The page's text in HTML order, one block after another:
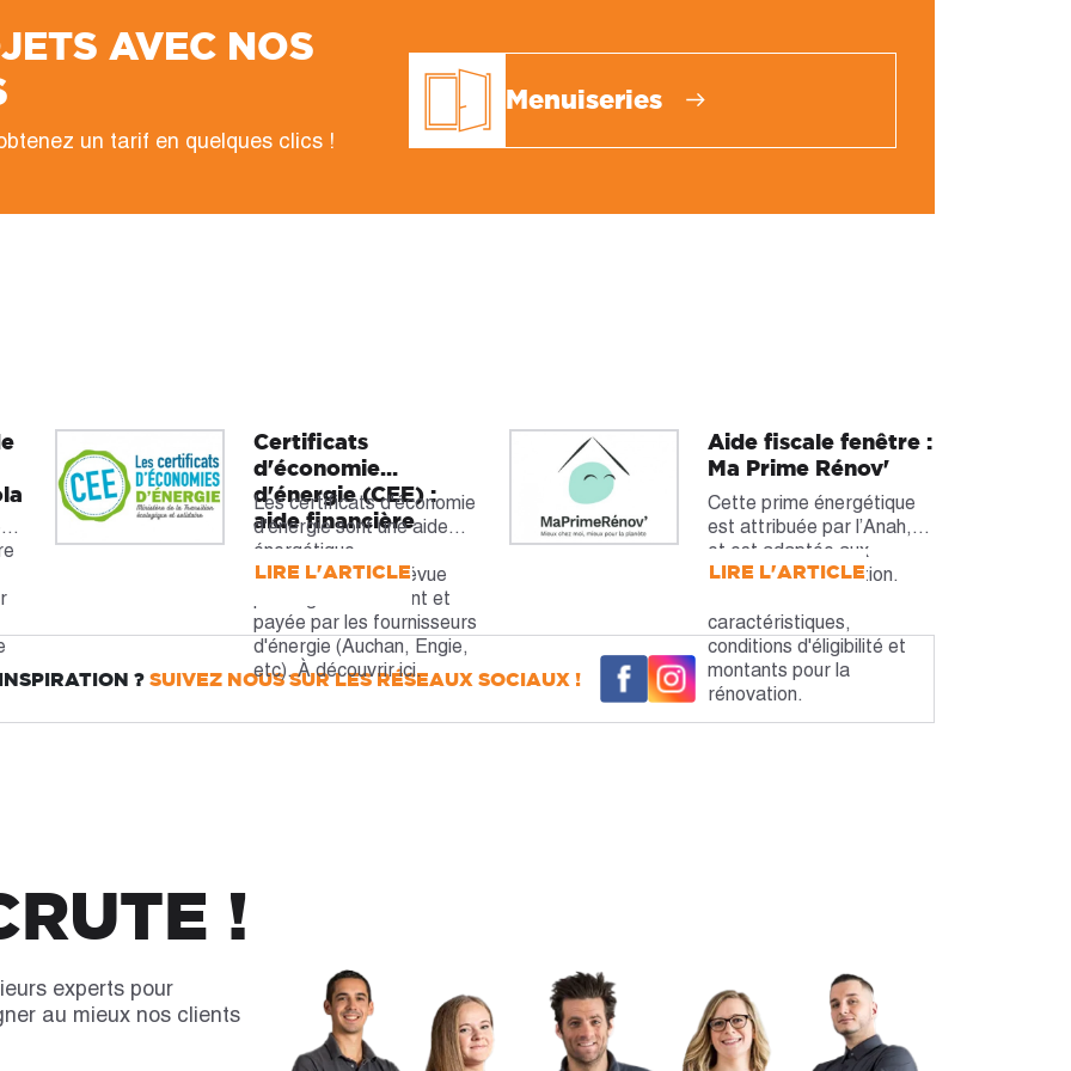
AVEC NOS
un tarif en quelques clics !
Menuiseries
Certificats
d'économie
d'énergie (CEE) :
aide financière
Les certificats d'économie
d'énergie sont une aide
énergétique
supplémentaire prévue
par le gouvernement et
payée par les fournisseurs
d'énergie (Auchan, Engie,
etc). À découvrir ici.
LIRE L'ARTICLE
Aide fiscale fenêtre :
Ma Prime Rénov'
Cette prime énergétique
est attribuée par l’Anah,
et est adaptée aux
travaux de rénovation.
caractéristiques,
conditions d'éligibilité et
montants pour la
rénovation.
LIRE L'ARTICLE
?SUIVEZ NOUS SUR LES RÉSEAUX SOCIAUX !
!
experts pour
au mieux nos clients